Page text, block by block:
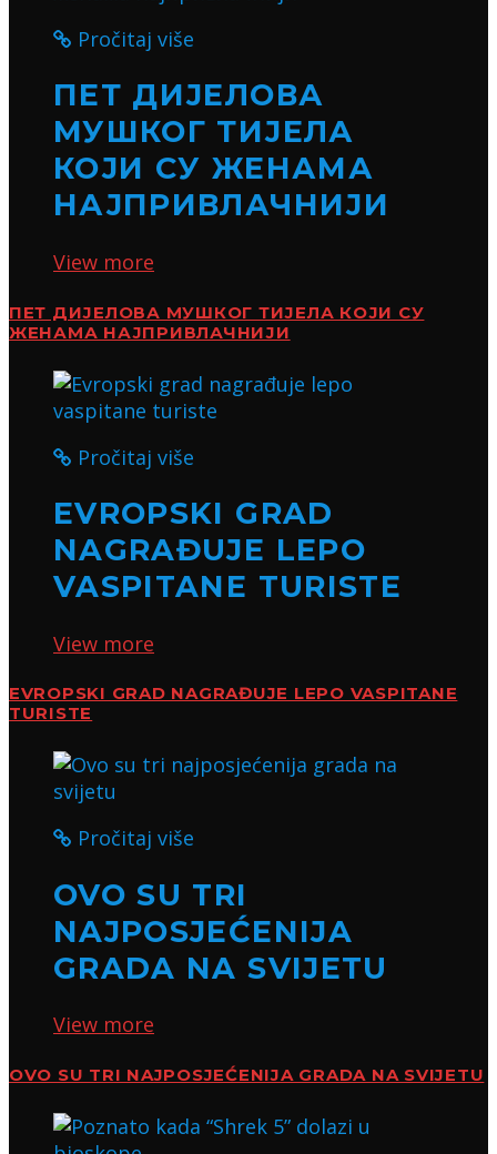
Pročitaj više
ПЕТ ДИЈЕЛОВА
МУШКОГ ТИЈЕЛА
КОЈИ СУ ЖЕНАМА
НАЈПРИВЛАЧНИЈИ
View more
ПЕТ ДИЈЕЛОВА МУШКОГ ТИЈЕЛА КОЈИ СУ
ЖЕНАМА НАЈПРИВЛАЧНИЈИ
Pročitaj više
EVROPSKI GRAD
NAGRAĐUJE LEPO
VASPITANE TURISTE
View more
EVROPSKI GRAD NAGRAĐUJE LEPO VASPITANE
TURISTE
Pročitaj više
OVO SU TRI
NAJPOSJEĆENIJA
GRADA NA SVIJETU
View more
OVO SU TRI NAJPOSJEĆENIJA GRADA NA SVIJETU